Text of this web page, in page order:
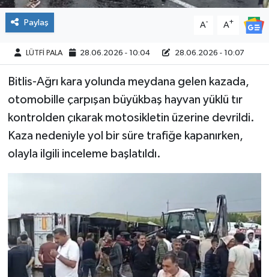
Paylaş A- A+
LÜTFİ PALA 28.06.2026 - 10:04 28.06.2026 - 10:07
Bitlis-Ağrı kara yolunda meydana gelen kazada,
otomobille çarpışan büyükbaş hayvan yüklü tır
kontrolden çıkarak motosikletin üzerine devrildi.
Kaza nedeniyle yol bir süre trafiğe kapanırken,
olayla ilgili inceleme başlatıldı.